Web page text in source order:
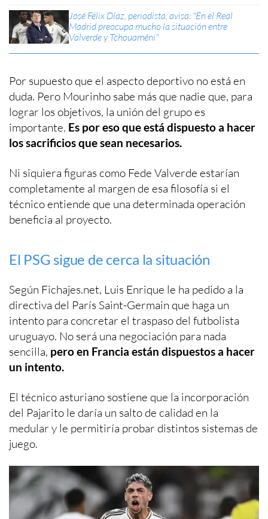
José Félix Díaz, periodista, avisa: "En el Real
Madrid preocupa mucho la situación entre
Valverde y Tchouaméni"
Por supuesto que el aspecto deportivo no está en
duda. Pero Mourinho sabe más que nadie que, para
lograr los objetivos, la unión del grupo es
importante. Es por eso que está dispuesto a hacer
los sacrificios que sean necesarios.
Ni siquiera figuras como Fede Valverde estarían
completamente al margen de esa filosofía si el
técnico entiende que una determinada operación
beneficia al proyecto.
El PSG sigue de cerca la situación
Según Fichajes.net, Luis Enrique le ha pedido a la
directiva del París Saint-Germain que haga un
intento para concretar el traspaso del futbolista
uruguayo. No será una negociación para nada
sencilla, pero en Francia están dispuestos a hacer
un intento.
El técnico asturiano sostiene que la incorporación
del Pajarito le daría un salto de calidad en la
medular y le permitiría probar distintos sistemas de
juego.